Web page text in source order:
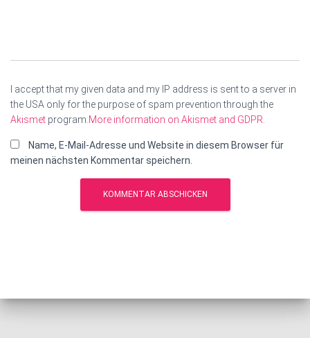
I accept that my given data and my IP address is sent to a server in
the USA only for the purpose of spam prevention through the
Akismet program. More information on Akismet and GDPR
Name, E-Mail-Adresse und Website in diesem Browser für
meinen nächsten Kommentar speichern.